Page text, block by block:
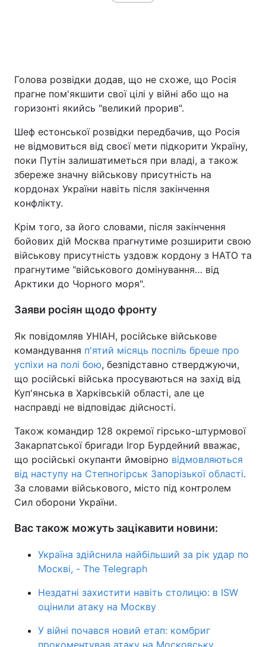
Голова розвідки додав, що не схоже, що Росія
прагне пом'якшити свої цілі у війні або що на
горизонті якийсь "великий прорив".
Шеф естонської розвідки передбачив, що Росія
не відмовиться від своєї мети підкорити Україну,
поки Путін залишатиметься при владі, а також
збереже значну військову присутність на
кордонах України навіть після закінчення
конфлікту.
Крім того, за його словами, після закінчення
бойових дій Москва прагнутиме розширити свою
військову присутність уздовж кордону з НАТО та
прагнутиме "військового домінування… від
Арктики до Чорного моря".
Заяви росіян щодо фронту
Як повідомляв УНІАН, російське військове
командування п'ятий місяць поспіль бреше про
успіхи на полі бою, безпідставно стверджуючи,
що російські війська просуваються на захід від
Куп'янська в Харківській області, але це
насправді не відповідає дійсності.
Також командир 128 окремої гірсько-штурмової
Закарпатської бригади Ігор Бурдейний вважає,
що російські окупанти ймовірно відмовляються
від наступу на Степногірськ Запорізької області.
За словами військового, місто під контролем
Сил оборони України.
Вас також можуть зацікавити новини:
Україна здійснила найбільший за рік удар по
Москві, - The Telegraph
Нездатні захистити навіть столицю: в ISW
оцінили атаку на Москву
У війні почався новий етап: комбриг
прокоментував атаку на Московську